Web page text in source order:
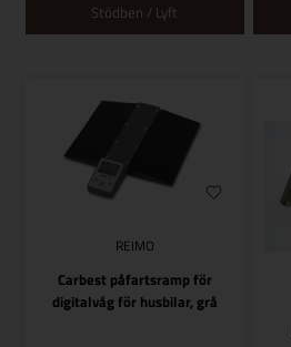
Stödben / Lyft
REIMO
Carbest påfartsramp för
digitalvåg för husbilar, grå